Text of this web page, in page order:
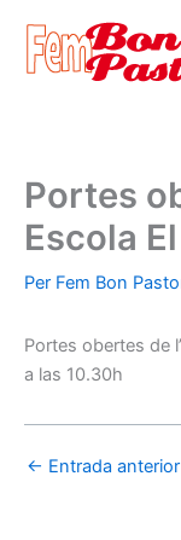
contingut
Portes
Escola El
Per Fem Bon
Portes obertes de
a las 10.30h
← Entrada anterior